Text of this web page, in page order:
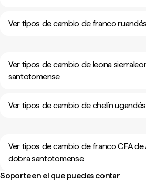
Ver tipos de cambio de franco
Ver tipos de cambio de leona
santotomense
Ver tipos de cambio de chelín
Ver tipos de cambio de franco CFA
dobra santotomense
Soporte en el que puedes contar